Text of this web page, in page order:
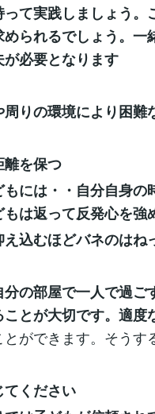
って実践しましょう。
られるでしょう。
必要となります
周りの環境により困難
離を保つ
には・・自分自身
は返って反発心を強
込むほどバネのは
の部屋で一人で過
とが大切です。適度
とができます。そうす
ください